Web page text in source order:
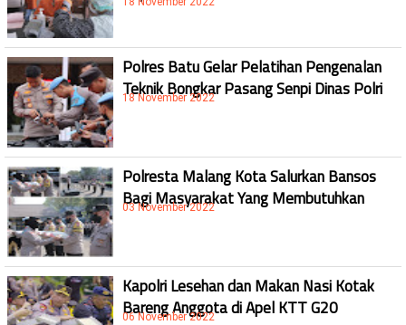
Polres Batu Gelar Pelatihan Pengenalan
Teknik Bongkar Pasang Senpi Dinas Polri
18 November 2022
Polresta Malang Kota Salurkan Bansos
Bagi Masyarakat Yang Membutuhkan
03 November 2022
Kapolri Lesehan dan Makan Nasi Kotak
Bareng Anggota di Apel KTT G20
06 November 2022